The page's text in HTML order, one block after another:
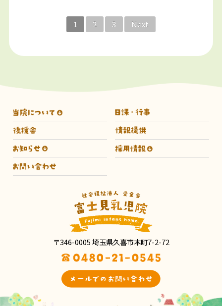
1 2 3 Next
〒346-0005 埼玉県久喜市本町7-2-72